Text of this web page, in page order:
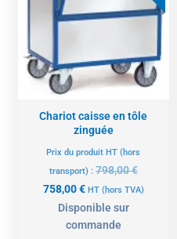
Chariot caisse en tôle
zinguée
Prix du produit HT (hors
transport) : 798,00€
était :
798,00 €.
758,00€
758,00 €.
HT (hors TVA)
Disponible sur
commande